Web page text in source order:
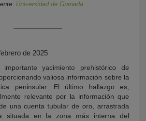
Universidad de Granada
de 2025
yacimiento prehistórico de
valiosa información sobre la
peninsular. El último hallazgo es,
relevante por la información que
una cuenta tubular de oro, arrastrada
situada en la zona más interna del